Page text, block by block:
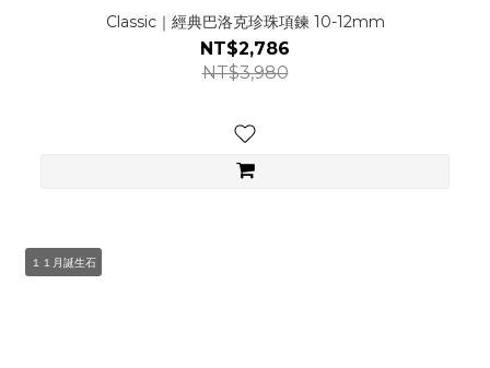
Classic｜經典巴洛克珍珠項鍊 10-12mm
NT$2,786
NT$3,980
１１月誕生石